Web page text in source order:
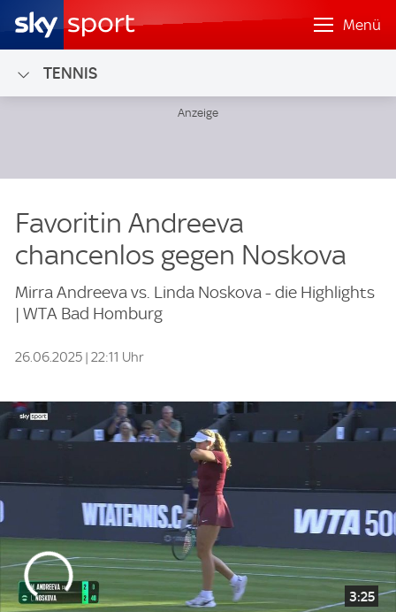
Menü
TENNIS
Favoritin Andreeva
chancenlos gegen Noskova
Mirra Andreeva vs. Linda Noskova - die Highlights
| WTA Bad Homburg
26.06.2025 | 22:11 Uhr
3:25